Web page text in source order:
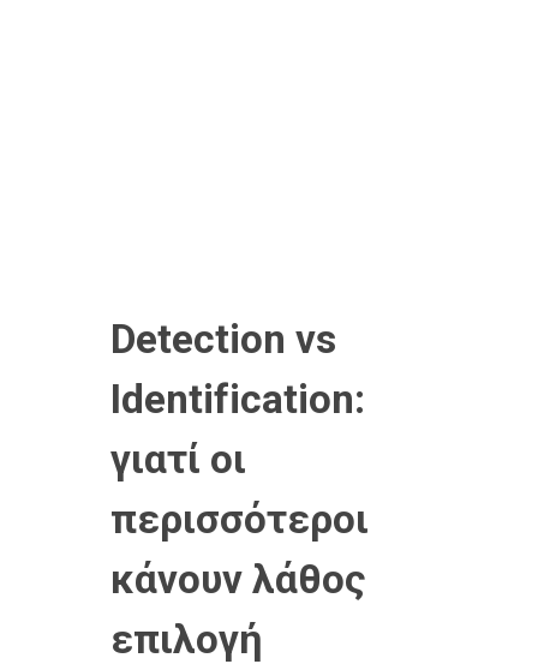
Detection vs
Identification:
γιατί οι
περισσότεροι
κάνουν λάθος
επιλογή